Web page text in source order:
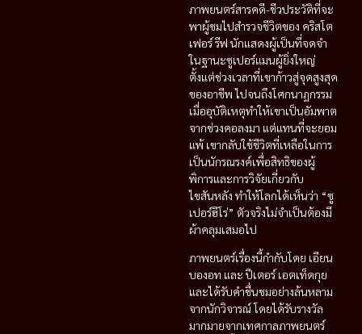
ภาพยนตร์สารคดี-ชีวประวัติที่จะ
พาผู้ชมไปสำรวจชีวิตของ คริสโต
เฟอร์ รีฟ นักแสดงผู้เป็นที่จดจำ
ในฐานะซูเปอร์แมนผู้ยิ่งใหญ่
ตั้งแต่ช่วงเวลาที่เขาก้าวสู่จุดสูงสุด
ของอาชีพ ไปจนถึงโศกนาฏกรรม
เมื่ออุบัติเหตุทำให้เขาเป็นอัมพาต
จากช่วงคอลงมา แต่แทนที่จะยอม
แพ้ เขากลับใช้ชีวิตที่เหลือในการ
เป็นนักรณรงค์เพื่อสิทธิของผู้
พิการและการวิจัยเกี่ยวกับ
ไขสันหลัง ทำให้โลกได้เห็นว่า “ซู
เปอร์ฮีโร่” ตัวจริงไม่จำเป็นต้องมี
ผ้าคลุมเสมอไป
ภาพยนตร์เรื่องนี้กำกับโดย เอียน
บองอท และ ปีเตอร์ เอตเท็ดกุย
และได้รับคำชื่นชมอย่างล้นหลาม
จากนักวิจารณ์ โดยได้รับรางวัล
มากมายจากเทศกาลภาพยนตร์